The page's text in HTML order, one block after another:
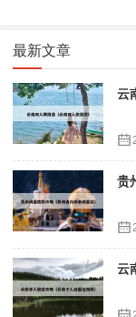
最新文章
云
贵
云